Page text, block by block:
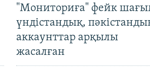
"Мониториға" фейк
үндістандық,
аккаунттар арқылы
жасалған